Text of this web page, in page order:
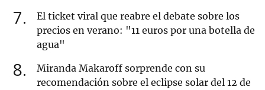
7
El ticket viral que reabre el debate sobre los
precios en verano: "11 euros por una botella de
agua"
8
Miranda Makaroff sorprende con su
recomendación sobre el eclipse solar del 12 de